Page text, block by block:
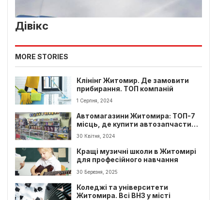
Дівікс
MORE STORIES
Клінінг Житомир. Де замовити
прибирання. ТОП компаній
1 Серпня, 2024
Автомагазини Житомира: ТОП-7
місць, де купити автозапчастини
та автохімію
30 Квітня, 2024
Кращі музичні школи в Житомирі
для професійного навчання
30 Березня, 2025
Коледжі та університети
Житомира. Всі ВНЗ у місті